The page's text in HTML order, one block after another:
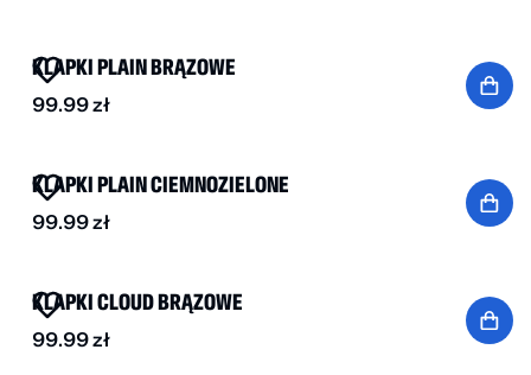
KLAPKI PLAIN BRĄZOWE
99.99zł
KLAPKI PLAIN CIEMNOZIELONE
99.99zł
KLAPKI CLOUD BRĄZOWE
99.99zł